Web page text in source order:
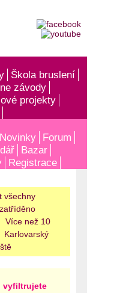
Škola bruslení
závody
projekty
Novinky
Forum
Bazar
Registrace
všechny
Více než 10
Karlovarský
vyfiltrujete